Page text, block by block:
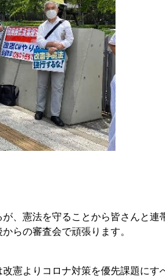
、憲法を守ることから皆さんと連
らの審査会で頑張ります。
憲よりコロナ対策を優先課題にす